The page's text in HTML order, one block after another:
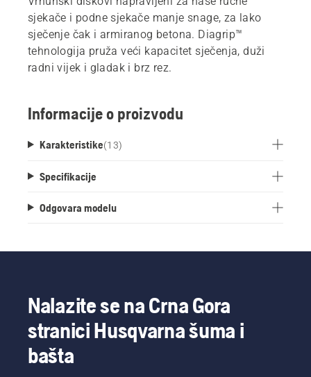
sjekače i podne sjekače manje snage, za lako
sječenje čak i armiranog betona. Diagrip™
tehnologija pruža veći kapacitet sječenja, duži
radni vijek i gladak i brz rez.
Informacije o proizvodu
Karakteristike(13)
Specifikacije
Odgovara modelu
Nalazite se na Crna Gora
stranici Husqvarna šuma i
bašta